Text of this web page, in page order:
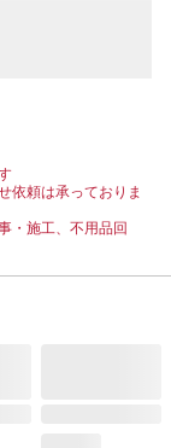
依頼は承っておりま
・施工、不用品回